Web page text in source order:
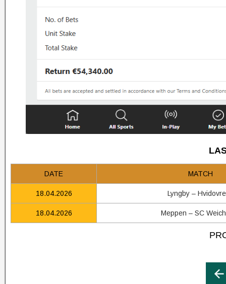
DATE MATCH
18.04.2026 Lyngby –
18.04.2026 Meppen – SC